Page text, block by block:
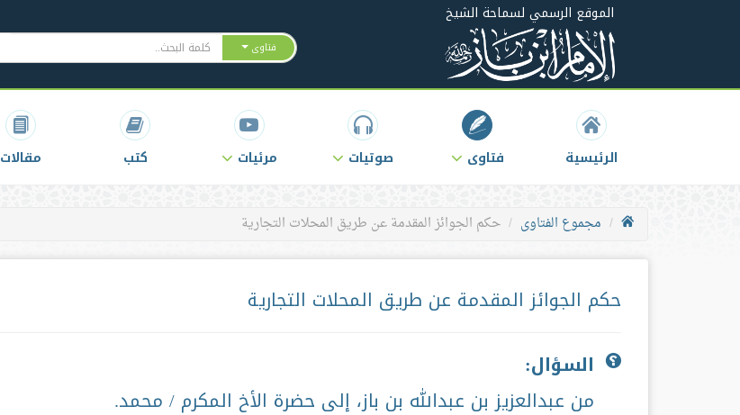
الموقع الرسمي لسماحة الشيخ
فتاوى
الرئيسية فتاوى صوتيات مرئيات كتب مقالات
مجموع الفتاوى حكم الجوائز المقدمة عن طريق المحلات التجارية
حكم الجوائز المقدمة عن طريق المحلات التجارية
السؤال:
من عبدالعزيز بن عبدالله بن باز، إلى حضرة الأخ المكرم / محمد.